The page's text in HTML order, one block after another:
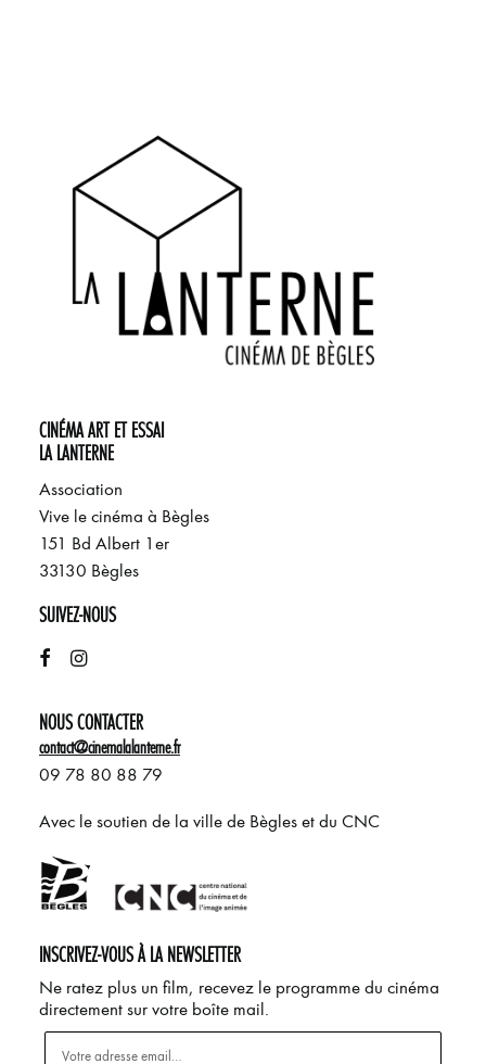
CINÉMA ART ET ESSAI
LA LANTERNE
Association
Vive le cinéma à Bègles
151 Bd Albert 1er
33130 Bègles
SUIVEZ-NOUS
NOUS CONTACTER
contact@cinemalalanterne.fr
09 78 80 88 79
Avec le soutien de la ville de Bègles et du CNC
INSCRIVEZ-VOUS À LA NEWSLETTER
Ne ratez plus un film, recevez le programme du cinéma
directement sur votre boîte mail.